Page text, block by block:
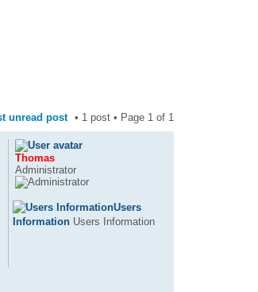
unread post • 1 post • Page 1 of 1
Thomas
Administrator
Users
Information Users Information